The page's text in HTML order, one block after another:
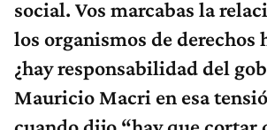
social. Vos marcabas la
los organismos de derechos
¿hay responsabilidad del
Mauricio Macri en esa